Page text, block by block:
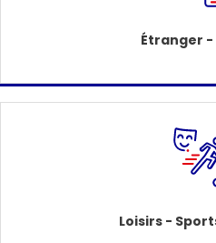
Étranger -
Loisirs -